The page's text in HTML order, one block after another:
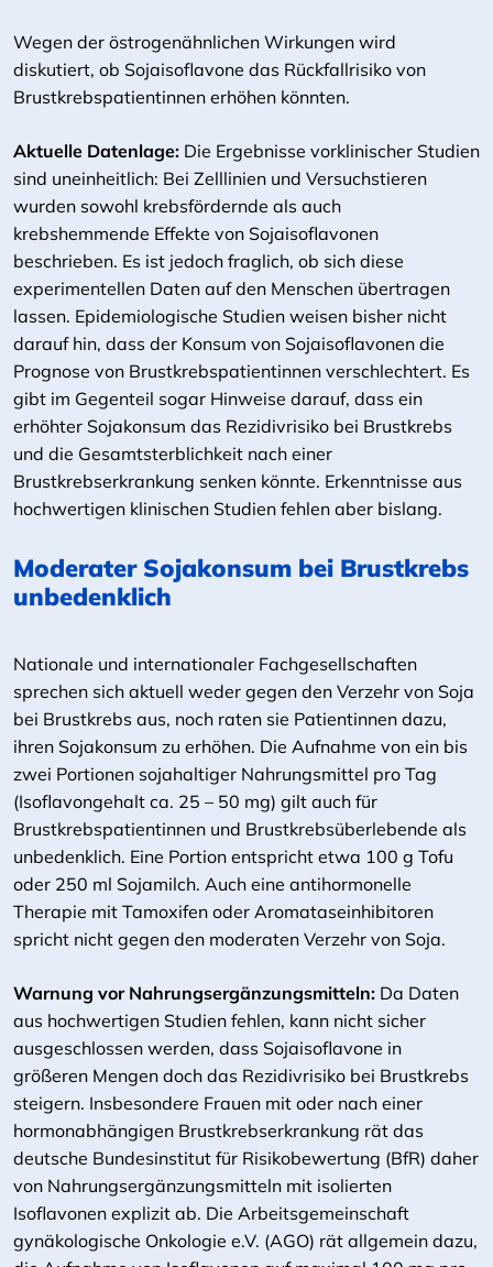
Wegen der östrogenähnlichen Wirkungen wird
diskutiert, ob Sojaisoflavone das Rückfallrisiko von
Brustkrebspatientinnen erhöhen könnten.
Aktuelle Datenlage: Die Ergebnisse vorklinischer Studien
sind uneinheitlich: Bei Zelllinien und Versuchstieren
wurden sowohl krebsfördernde als auch
krebshemmende Effekte von Sojaisoflavonen
beschrieben. Es ist jedoch fraglich, ob sich diese
experimentellen Daten auf den Menschen übertragen
lassen. Epidemiologische Studien weisen bisher nicht
darauf hin, dass der Konsum von Sojaisoflavonen die
Prognose von Brustkrebspatientinnen verschlechtert. Es
gibt im Gegenteil sogar Hinweise darauf, dass ein
erhöhter Sojakonsum das Rezidivrisiko bei Brustkrebs
und die Gesamtsterblichkeit nach einer
Brustkrebserkrankung senken könnte. Erkenntnisse aus
hochwertigen klinischen Studien fehlen aber bislang.
Moderater Sojakonsum bei Brustkrebs
unbedenklich
Nationale und internationaler Fachgesellschaften
sprechen sich aktuell weder gegen den Verzehr von Soja
bei Brustkrebs aus, noch raten sie Patientinnen dazu,
ihren Sojakonsum zu erhöhen. Die Aufnahme von ein bis
zwei Portionen sojahaltiger Nahrungsmittel pro Tag
(Isoflavongehalt ca. 25 – 50 mg) gilt auch für
Brustkrebspatientinnen und Brustkrebsüberlebende als
unbedenklich. Eine Portion entspricht etwa 100 g Tofu
oder 250 ml Sojamilch. Auch eine antihormonelle
Therapie mit Tamoxifen oder Aromataseinhibitoren
spricht nicht gegen den moderaten Verzehr von Soja.
Warnung vor Nahrungsergänzungsmitteln: Da Daten
aus hochwertigen Studien fehlen, kann nicht sicher
ausgeschlossen werden, dass Sojaisoflavone in
größeren Mengen doch das Rezidivrisiko bei Brustkrebs
steigern. Insbesondere Frauen mit oder nach einer
hormonabhängigen Brustkrebserkrankung rät das
deutsche Bundesinstitut für Risikobewertung (BfR) daher
von Nahrungsergänzungsmitteln mit isolierten
Isoflavonen explizit ab. Die Arbeitsgemeinschaft
gynäkologische Onkologie e.V. (AGO) rät allgemein dazu,